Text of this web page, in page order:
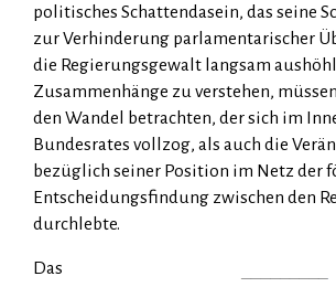
politisches Schattendasein, das seine
zur Verhinderung parlamentarischer
die Regierungsgewalt langsam
Zusammenhänge zu verstehen,
den Wandel betrachten, der sich im
Bundesrates vollzog, als auch die
bezüglich seiner Position im Netz der
Entscheidungsfindung zwischen den
durchlebte.
Das